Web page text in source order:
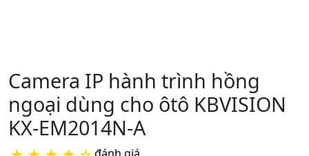
Camera IP hành trình hồng
ngoại dùng cho ôtô KBVISION
KX-EM2014N-A